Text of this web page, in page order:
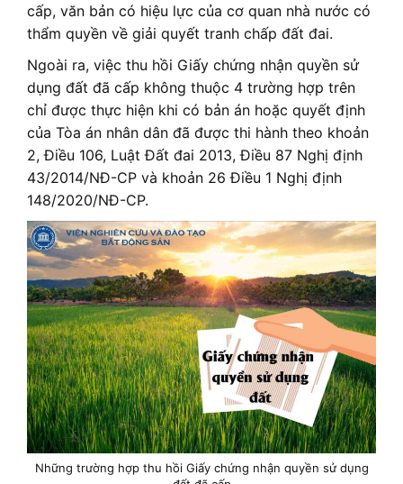
cấp, văn bản có hiệu lực của cơ quan nhà nước có
thẩm quyền về giải quyết tranh chấp đất đai.
Ngoài ra, việc thu hồi Giấy chứng nhận quyền sử
dụng đất đã cấp không thuộc 4 trường hợp trên
chỉ được thực hiện khi có bản án hoặc quyết định
của Tòa án nhân dân đã được thi hành theo khoản
2, Điều 106, Luật Đất đai 2013, Điều 87 Nghị định
43/2014/NĐ-CP và khoản 26 Điều 1 Nghị định
148/2020/NĐ-CP.
Những trường hợp thu hồi Giấy chứng nhận quyền sử dụng